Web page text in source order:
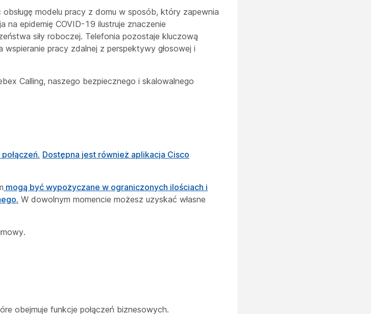
modelu pracy z domu w sposób, który zapewnia
na epidemię COVID-19 ilustruje znaczenie
siły roboczej. Telefonia pozostaje kluczową
pracy zdalnej z perspektywy głosowej i
Calling, naszego bezpiecznego i skalowalnego
Dostępna jest również aplikacja Cisco
mogą być wypożyczane w ograniczonych ilościach i
W dowolnym momencie możesz uzyskać własne
obejmuje funkcje połączeń biznesowych.